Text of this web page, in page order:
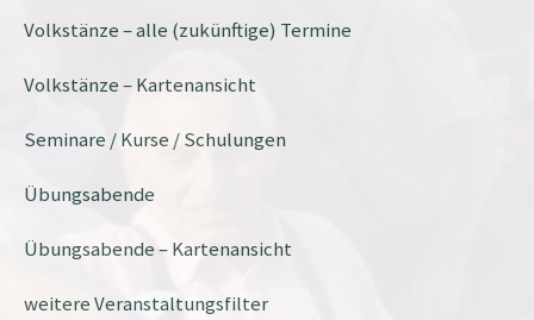
Volkstänze – alle (zukünftige) Termine
Volkstänze – Kartenansicht
Seminare / Kurse / Schulungen
Übungsabende
Übungsabende – Kartenansicht
weitere Veranstaltungsfilter